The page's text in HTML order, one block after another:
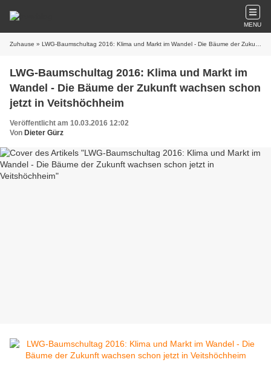
MENU
Zuhause » LWG-Baumschultag 2016: Klima und Markt im Wandel - Die Bäume der Zukunft wachsen schon jetzt in Veitshöchheim
LWG-Baumschultag 2016: Klima und Markt im
Wandel - Die Bäume der Zukunft wachsen schon
jetzt in Veitshöchheim
Veröffentlicht am 10.03.2016 12:02
Von Dieter Gürz